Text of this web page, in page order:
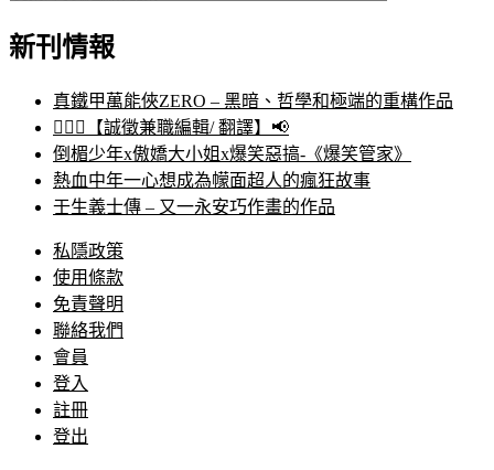
新刊情報
真鐵甲萬能俠ZERO – 黑暗、哲學和極端的重構作品
🙋🏻‍♀️【誠徵兼職編輯/ 翻譯】📢
倒楣少年x傲嬌大小姐x爆笑惡搞-《爆笑管家》
熱血中年一心想成為幪面超人的瘋狂故事
壬生義士傳 – 又一永安巧作畫的作品
私隱政策
使用條款
免責聲明
聯絡我們
會員
登入
註冊
登出